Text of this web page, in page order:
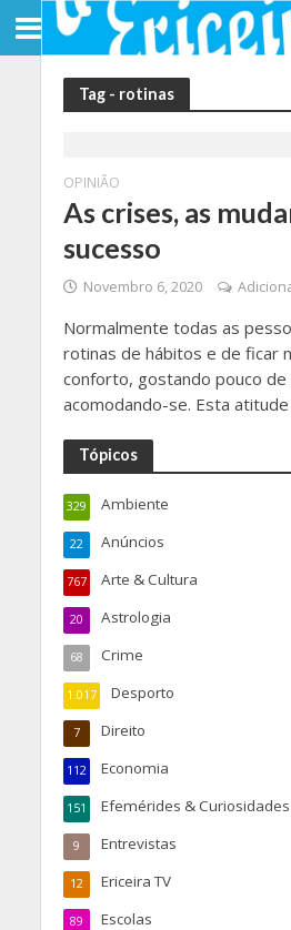
Tag - rotinas
OPINIÃO
As crises, as
sucesso
Novembro 6, 2020
Normalmente todas as
rotinas de hábitos e de ficar
conforto, gostando pouco de
acomodando-se. Esta atitude
Tópicos
Ambiente
329
Anúncios
22
Arte & Cultura
767
Astrologia
20
Crime
68
Desporto
1.017
Direito
7
Economia
112
Efemérides & Curiosidades
151
Entrevistas
9
Ericeira TV
12
Escolas
89